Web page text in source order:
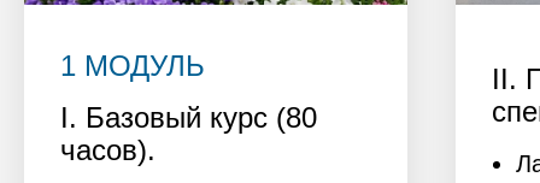
1 МОДУЛЬ
I. Базовый курс (80
часов).
II.